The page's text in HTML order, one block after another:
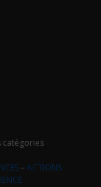
catégories
–ACTIONS